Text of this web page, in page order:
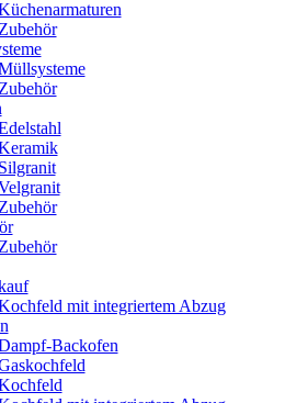
Zubehör
Zubehör
Silgranit
Zubehör
Zubehör
mit integriertem Abzug
Backofen